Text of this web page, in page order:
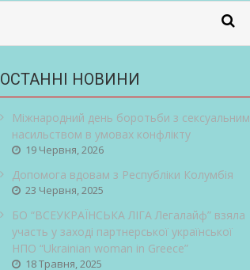
ОСТАННІ НОВИНИ
Міжнародний день боротьби з сексуальним
насильством в умовах конфлікту
19 Червня, 2026
Допомога вдовам з Республіки Колумбія
23 Червня, 2025
БО “ВСЕУКРАЇНСЬКА ЛІГА Легалайф” взяла
участь у заході партнерської української
НПО “Ukrainian woman in Greece”
18 Травня, 2025